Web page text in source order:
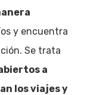
y encuentra
Se trata
a
los viajes y